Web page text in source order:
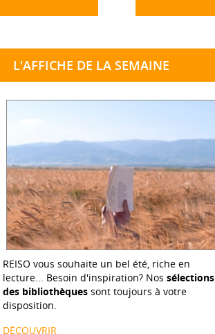
L'AFFICHE DE LA SEMAINE
REISO vous souhaite un bel été, riche en
lecture... Besoin d'inspiration? Nos sélections
des bibliothèques sont toujours à votre
disposition.
DÉCOUVRIR